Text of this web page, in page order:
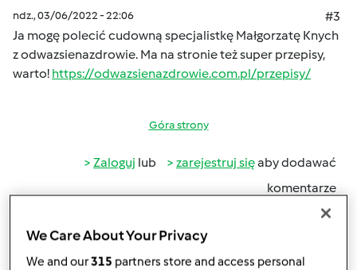
ndz., 03/06/2022 - 22:06
#3
Ja mogę polecić cudowną specjalistkę Małgorzatę Knych
z odwazsienazdrowie. Ma na stronie też super przepisy,
warto! https://odwazsienazdrowie.com.pl/przepisy/
Góra strony
Zaloguj lub zarejestruj sięaby dodawać
komentarze
Dietetyk Aleksandra
(niezweryfikowany)
We Care About Your Privacy
We and our315 partners store and access personal